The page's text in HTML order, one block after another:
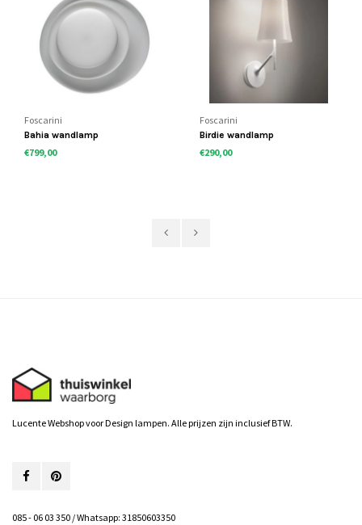
Foscarini
Bahia wandlamp
€799,00
Foscarini
Birdie wandlamp
€290,00
Lucente Webshop voor Design lampen. Alle prijzen zijn inclusief BTW.
085 - 06 03 350 / Whatsapp: 31850603350